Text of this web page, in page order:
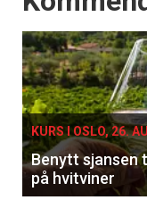
KURS I OSLO, 26.
Benytt sjansen
på hvitviner